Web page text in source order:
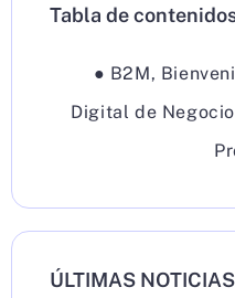
Tabla de
● B2M,
Digital de
ÚLTIMAS NOTICIAS